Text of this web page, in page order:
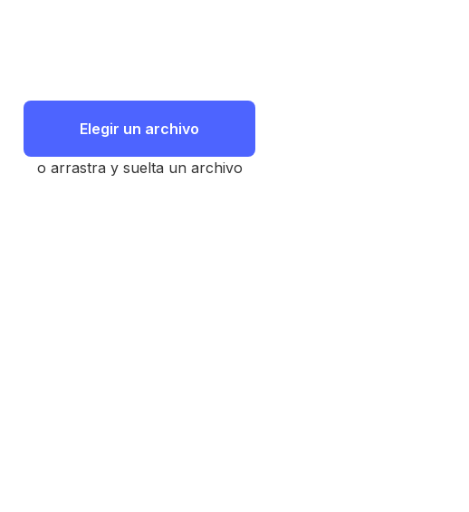
Elegir un archivo
o arrastra y suelta un archivo